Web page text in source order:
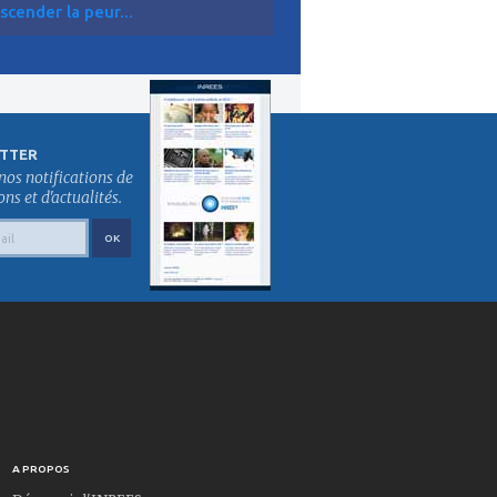
la peur...
notifications de
et d'actualités.
A PROPOS